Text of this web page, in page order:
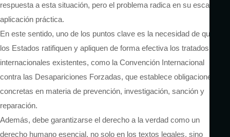
respuesta a esta situación, pero el problema radica en su escasa
aplicación práctica.
En este sentido, uno de los puntos clave es la necesidad de que
los Estados ratifiquen y apliquen de forma efectiva los tratados
internacionales existentes, como la Convención Internacional
contra las Desapariciones Forzadas, que establece obligaciones
concretas en materia de prevención, investigación, sanción y
reparación.
Además, debe garantizarse el derecho a la verdad como un
derecho humano esencial, no solo en los textos legales, sino